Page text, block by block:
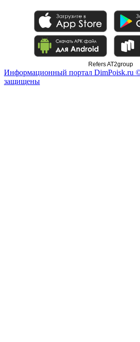
Refers AT2group
Информационный портал DimPoisk.ru
защищены